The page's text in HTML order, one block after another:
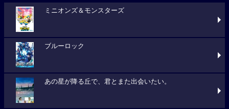
ミニオンズ＆モンスターズ
ブルーロック
あの星が降る丘で、君とまた出会いたい。